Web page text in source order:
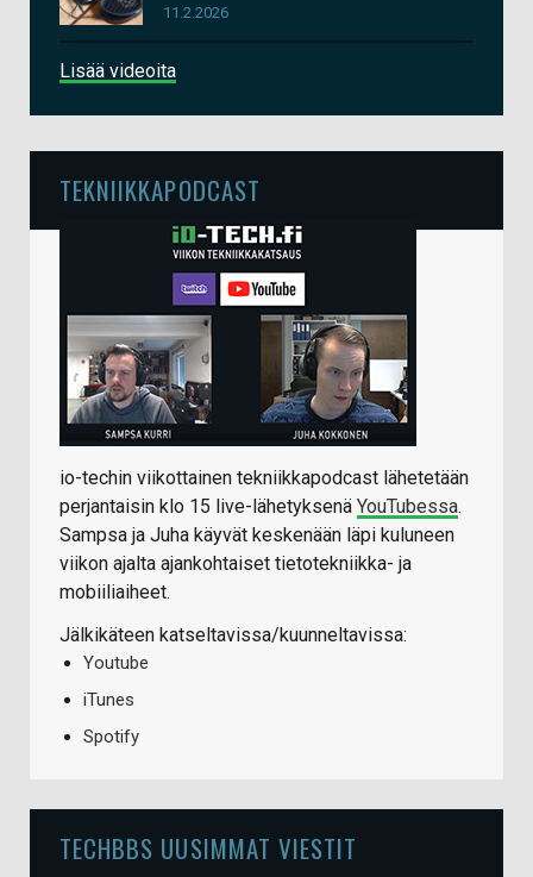
11.2.2026
Lisää videoita
TEKNIIKKAPODCAST
io-techin viikottainen tekniikkapodcast lähetetään
perjantaisin klo 15 live-lähetyksenä YouTubessa.
Sampsa ja Juha käyvät keskenään läpi kuluneen
viikon ajalta ajankohtaiset tietotekniikka- ja
mobiiliaiheet.
Jälkikäteen katseltavissa/kuunneltavissa:
Youtube
iTunes
Spotify
TECHBBS UUSIMMAT VIESTIT